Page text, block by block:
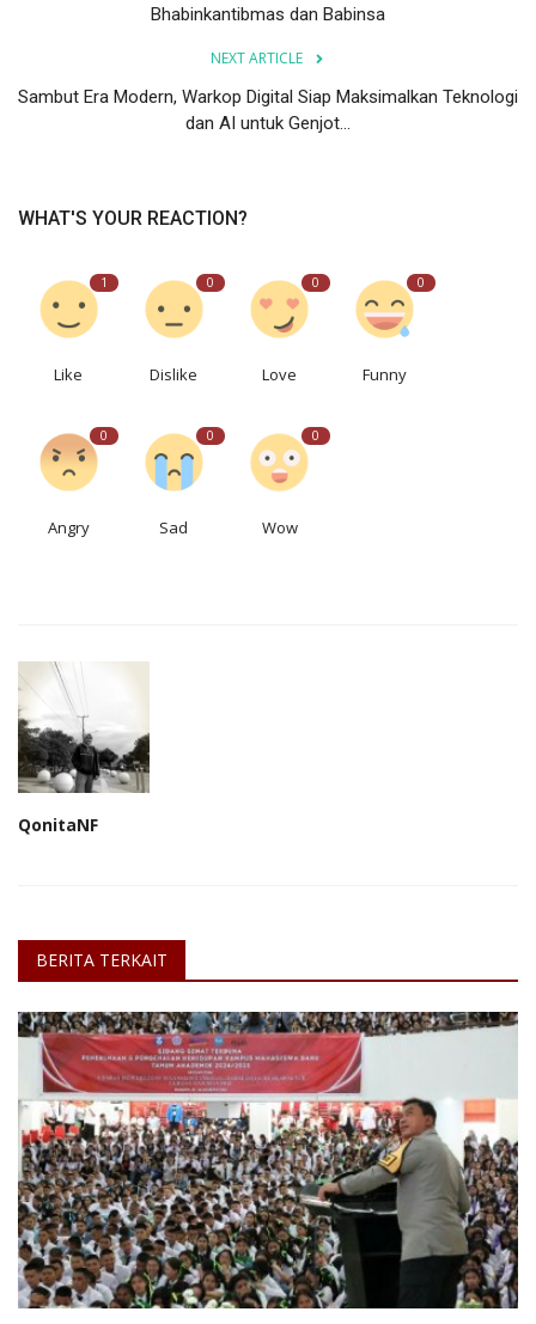
Bhabinkantibmas dan Babinsa
NEXT ARTICLE
Sambut Era Modern, Warkop Digital Siap Maksimalkan Teknologi
dan AI untuk Genjot...
WHAT'S YOUR REACTION?
1
Like
0
Dislike
0
Love
0
Funny
0
Angry
0
Sad
0
Wow
QonitaNF
BERITA TERKAIT